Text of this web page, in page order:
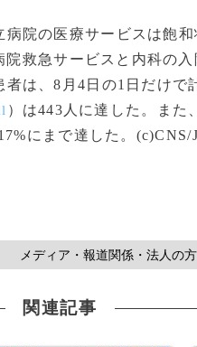
院の医療サービスは飽
院救急サービスと内科の
は、8月4日の1日だけで
）は443人に達した。また
にまで達した。
メディア・報道関係・法人の
関連記事